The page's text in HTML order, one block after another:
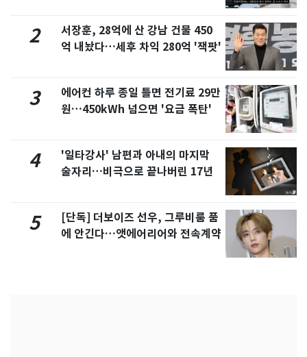
2
서장훈, 28억에 산 강남 건물 450
억 내놨다…세후 차익 280억 '잭팟'
3
에어컨 하루 종일 틀면 전기료 29만
원…450kWh 넘으면 '요금 폭탄'
4
'일타강사' 남편과 아내의 마지막
술자리…비극으로 끝나버린 17년
5
[단독] 더보이즈 선우, 그루비룸 품
에 안긴다…앳에어리어와 전속계약